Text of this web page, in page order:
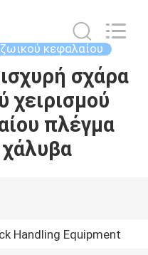
κεφαλαίου
σχάρα
χειρισμού
πλέγμα
Handling Equipment